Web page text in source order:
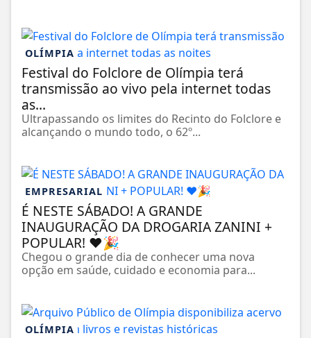
OLÍMPIA
Festival do Folclore de Olímpia terá
transmissão ao vivo pela internet todas
as...
Ultrapassando os limites do Recinto do Folclore e
alcançando o mundo todo, o 62º...
EMPRESARIAL
É NESTE SÁBADO! A GRANDE
INAUGURAÇÃO DA DROGARIA ZANINI +
POPULAR! ❤️🎉
Chegou o grande dia de conhecer uma nova
opção em saúde, cuidado e economia para...
OLÍMPIA